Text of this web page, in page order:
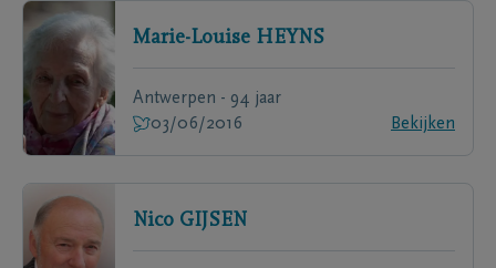
Marie-Louise HEYNS
Antwerpen - 94 jaar
03/06/2016
Bekijken
Nico GIJSEN